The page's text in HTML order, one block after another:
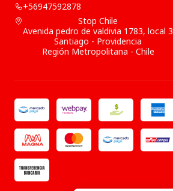
+56947592878
Stop Chile
Avenida pedro de valdivia 1783, local 3
Santiago - Providencia
Región Metropolitana - Chile